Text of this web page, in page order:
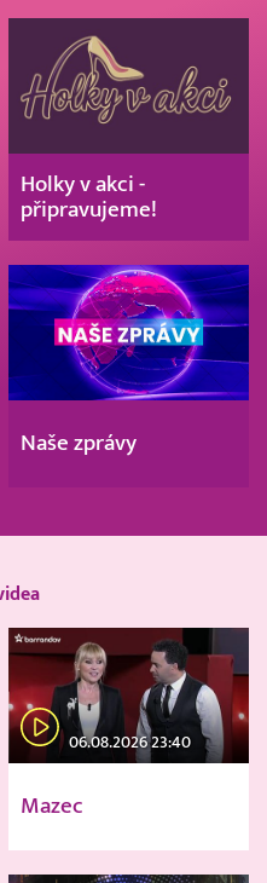
Holky v akci -
připravujeme!
Naše zprávy
06.08.2026 23:40
Mazec